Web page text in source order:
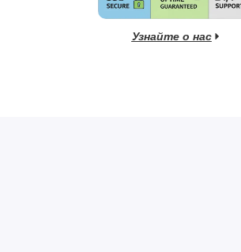
Узнайте о нас